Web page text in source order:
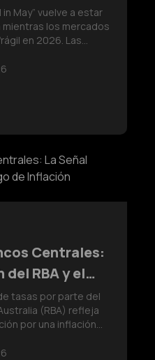
May” vuelve a estar
los mercados
en 2026. Las
en el
Centrales:
del RBA y el
Secundaria
tasas por parte del
(RBA) refleja
por una inflación
la energía y las